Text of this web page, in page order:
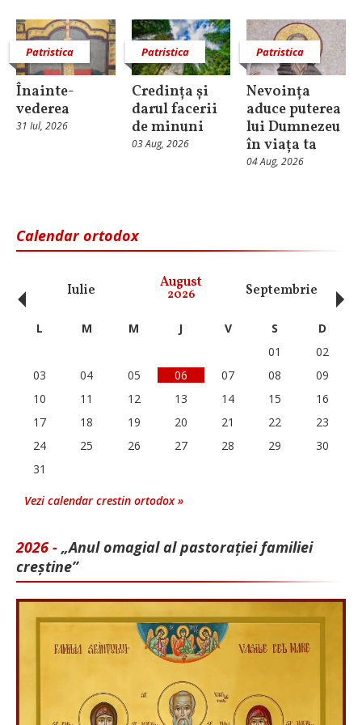
Patristica
Înainte-
vederea
31 Iul, 2026
Patristica
Credința și
darul facerii
de minuni
03 Aug, 2026
Patristica
Nevoința
aduce puterea
lui Dumnezeu
în viața ta
04 Aug, 2026
Calendar ortodox
Iulie August
2026 Septembrie
‹ L M M J V S
D
01
02
03
04 05 06 07 08
09
10
11 12 13 14 15
16
17
18 19 20 21 22
23
24
25 26 27 28 29
30
31
Vezi calendar crestin ortodox »
2026 - „Anul omagial al pastorației familiei
creștine”